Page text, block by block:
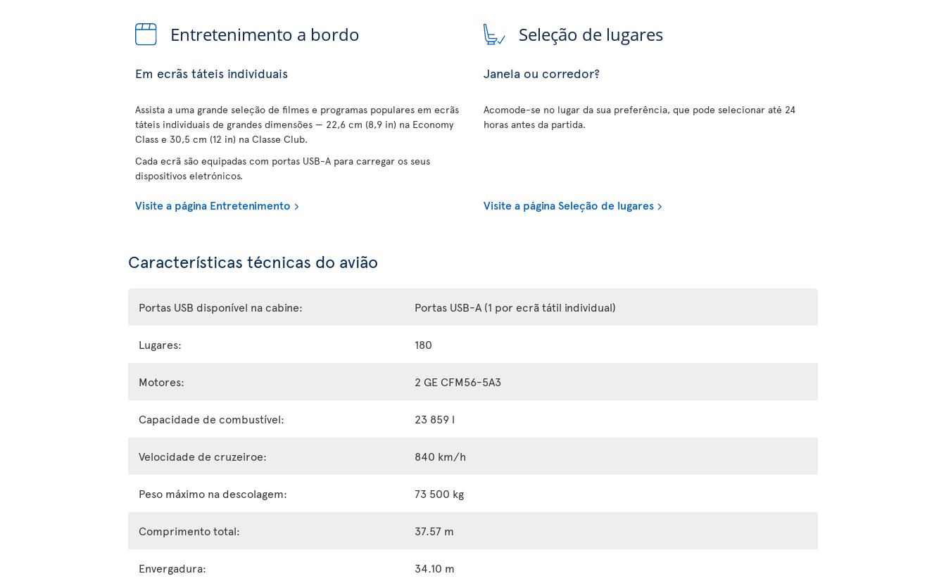
Entretenimento a bordo
Em ecrãs táteis individuais
Assista a uma grande seleção de filmes e programas populares em ecrãs
táteis individuais de grandes dimensões — 22,6 cm (8,9 in) na Economy
Class e 30,5 cm (12 in) na Classe Club.
Cada ecrã são equipadas com portas USB-A para carregar os seus
dispositivos eletrónicos.
Visite a página Entretenimento
Seleção de lugares
Janela ou corredor?
Acomode-se no lugar da sua preferência, que pode selecionar até 24
horas antes da partida.
Visite a página Seleção de lugares
Características técnicas do avião
Portas USB disponível na cabine: Portas USB-A (1 por ecrã tátil individual)
Lugares: 180
Motores: 2 GE CFM56-5A3
Capacidade de combustível: 23 859 l
Velocidade de cruzeiroe: 840 km/h
Peso máximo na descolagem: 73 500 kg
Comprimento total: 37.57 m
Envergadura: 34.10 m